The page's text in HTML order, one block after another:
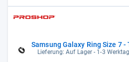
Samsung Galaxy Ring Size 7
Lieferung: Auf Lager - 1-3